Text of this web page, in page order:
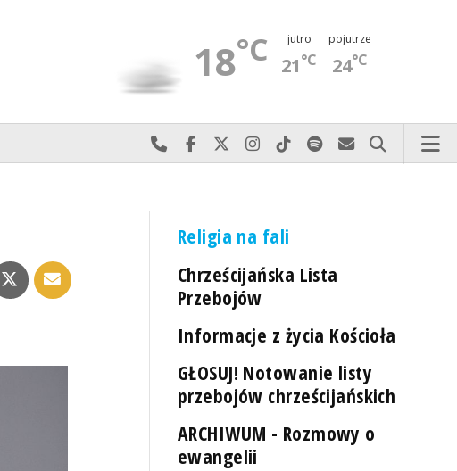
18°C jutro
21°C
pojutrze
24°C
Najlepiej po prostu do nas zadzwoń
Odwiedź nas na Facebook-u
Odwiedź nas na X
Odwiedź nas na Instagram-ie
Odwiedź nas na TikTok-u
Szukaj nas na Spotify
Wyślij do nas
Szukaj
Religia na fali
Chrześcijańska Lista
Przebojów
Informacje z życia Kościoła
GŁOSUJ! Notowanie listy
przebojów chrześcijańskich
ARCHIWUM - Rozmowy o
ewangelii